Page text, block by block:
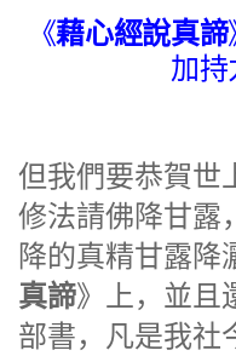
《藉心經說真諦
加持
但我們要恭賀世
修法請佛降甘露
降的真精甘露降
真諦》上，並且
部書，凡是我社